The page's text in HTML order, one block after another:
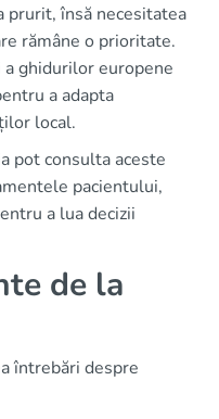
prurit, însă necesitatea
rămâne o prioritate.
ghidurilor europene
a adapta
local.
pot consulta aceste
pacientului,
a lua decizii
de la
întrebări despre